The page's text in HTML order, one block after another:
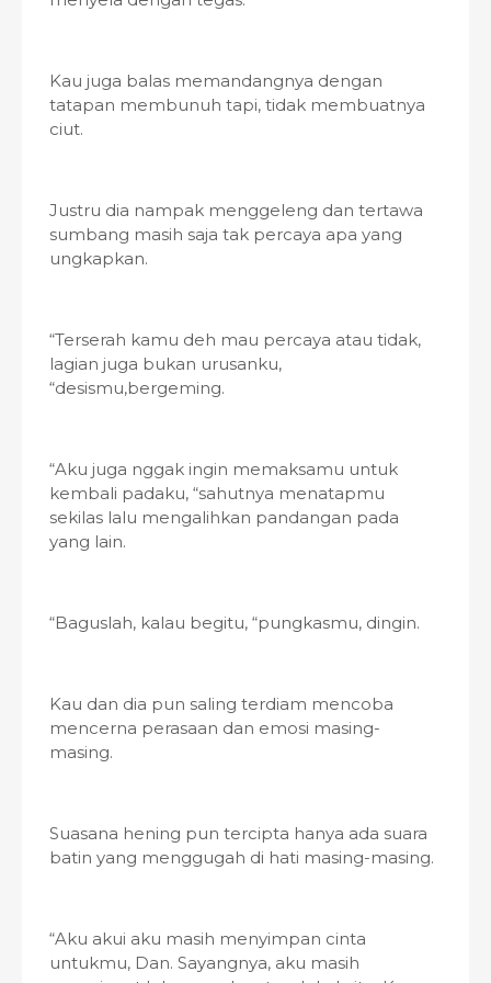
Kau juga balas memandangnya dengan
tatapan membunuh tapi, tidak membuatnya
ciut.
Justru dia nampak menggeleng dan tertawa
sumbang masih saja tak percaya apa yang
ungkapkan.
“Terserah kamu deh mau percaya atau tidak,
lagian juga bukan urusanku,
“desismu,bergeming.
“Aku juga nggak ingin memaksamu untuk
kembali padaku, “sahutnya menatapmu
sekilas lalu mengalihkan pandangan pada
yang lain.
“Baguslah, kalau begitu, “pungkasmu, dingin.
Kau dan dia pun saling terdiam mencoba
mencerna perasaan dan emosi masing-
masing.
Suasana hening pun tercipta hanya ada suara
batin yang menggugah di hati masing-masing.
“Aku akui aku masih menyimpan cinta
untukmu, Dan. Sayangnya, aku masih